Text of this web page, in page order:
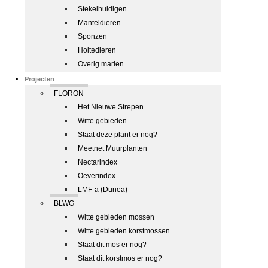
Stekelhuidigen
Manteldieren
Sponzen
Holtedieren
Overig marien
Projecten
FLORON
Het Nieuwe Strepen
Witte gebieden
Staat deze plant er nog?
Meetnet Muurplanten
Nectarindex
Oeverindex
LMF-a (Dunea)
BLWG
Witte gebieden mossen
Witte gebieden korstmossen
Staat dit mos er nog?
Staat dit korstmos er nog?